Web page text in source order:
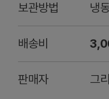
보관방법 냉
배송비
판매자 그